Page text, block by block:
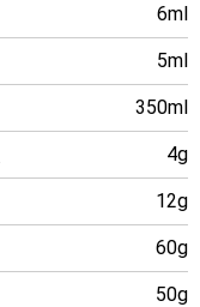
6ml
5ml
350ml
4g
12g
60g
50g